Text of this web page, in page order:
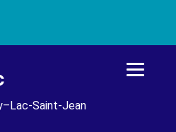
Saint-Jean